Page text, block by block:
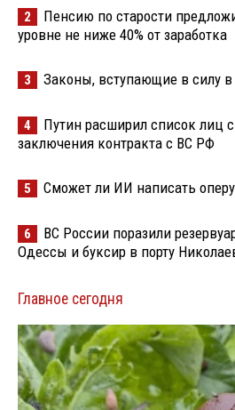
2
Пенсию по старости
уровне не ниже 40% от заработка
3 Законы, вступающие в силу в
4
Путин расширил список лиц
заключения контракта с ВС РФ
5 Сможет ли ИИ написать
6
ВС России поразили
Одессы и буксир в порту
Главное сегодня